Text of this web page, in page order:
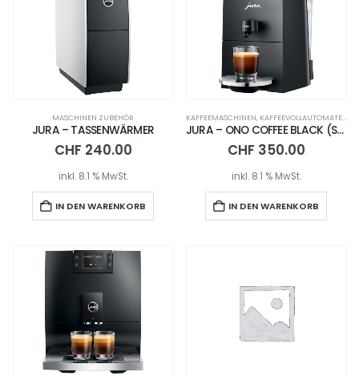
MASCHINEN ZUBEHÖR
JURA – TASSENWÄRMER
CHF 240.00
inkl. 8.1 % MwSt.
IN DEN WARENKORB
KAFFEEMASCHINEN, KAFFEEVOLLAUTOMATEN
JURA – ONO COFFEE BLACK (SA)
CHF 350.00
inkl. 8.1 % MwSt.
IN DEN WARENKORB